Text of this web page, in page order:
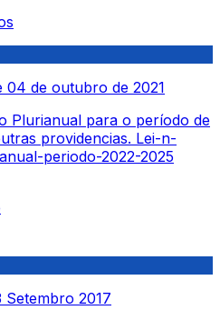
04 de outubro de 2021
Plurianual para o período de
providencias. Lei-n-
periodo-2022-2025
Setembro 2017